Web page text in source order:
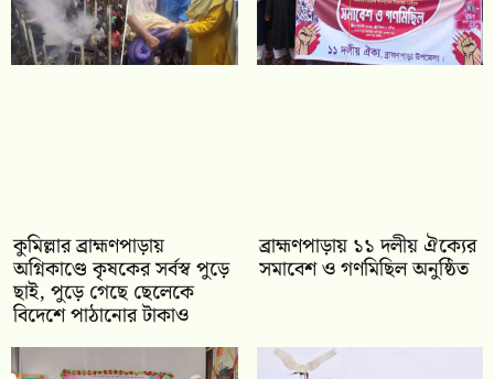
কুমিল্লার ব্রাহ্মণপাড়ায়
অগ্নিকাণ্ডে কৃষকের সর্বস্ব পুড়ে
ছাই, পুড়ে গেছে ছেলেকে
বিদেশে পাঠানোর টাকাও
‎ব্রাহ্মণপাড়ায় ১১ দলীয় ঐক্যের
সমাবেশ ও গণমিছিল অনুষ্ঠিত